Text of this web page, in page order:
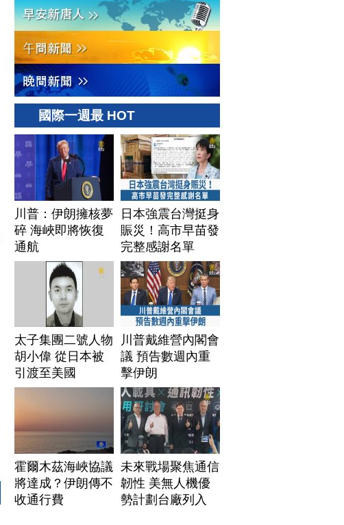
國際一週最 HOT
川普：伊朗擁核夢
碎 海峽即將恢復
通航
日本強震台灣挺身
賑災！高市早苗發
完整感謝名單
太子集團二號人物
胡小偉 從日本被
引渡至美國
川普戴維營內閣會
議 預告數週內重
擊伊朗
霍爾木茲海峽協議
將達成？伊朗傳不
收通行費
未來戰場聚焦通信
韌性 美無人機優
勢計劃台廠列入